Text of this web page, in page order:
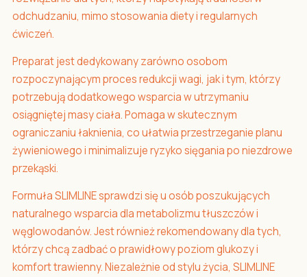
odchudzaniu, mimo stosowania diety i regularnych
ćwiczeń.
Preparat jest dedykowany zarówno osobom
rozpoczynającym proces redukcji wagi, jak i tym, którzy
potrzebują dodatkowego wsparcia w utrzymaniu
osiągniętej masy ciała. Pomaga w skutecznym
ograniczaniu łaknienia, co ułatwia przestrzeganie planu
żywieniowego i minimalizuje ryzyko sięgania po niezdrowe
przekąski.
Formuła SLIMLINE sprawdzi się u osób poszukujących
naturalnego wsparcia dla metabolizmu tłuszczów i
węglowodanów. Jest również rekomendowany dla tych,
którzy chcą zadbać o prawidłowy poziom glukozy i
komfort trawienny. Niezależnie od stylu życia, SLIMLINE